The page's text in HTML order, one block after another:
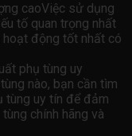
caoViệc sử dụng
tố quan trọng nhất
động tốt nhất có
phụ tùng uy
nào, bạn cần tìm
tùng uy tín để đảm
chính hãng và